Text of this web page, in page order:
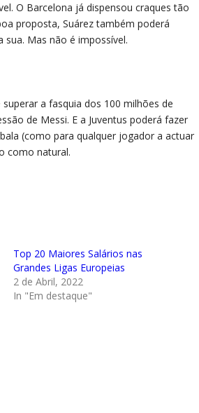
O Barcelona já dispensou craques tão
proposta, Suárez também poderá
sua. Mas não é impossível.
a fasquia dos 100 milhões de
de Messi. E a Juventus poderá fazer
(como para qualquer jogador a actuar
como natural.
Top 20 Maiores Salários nas
Grandes Ligas Europeias
2 de Abril, 2022
In "Em destaque"